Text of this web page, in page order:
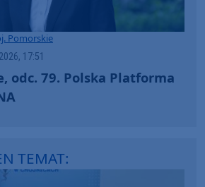
Pomorskie
17:51
odc. 79. Polska Platforma
TEMAT: